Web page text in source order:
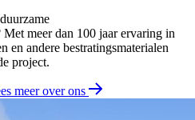
Met meer dan 100 jaar ervaring in
en andere bestratingsmaterialen
project.
meer over ons